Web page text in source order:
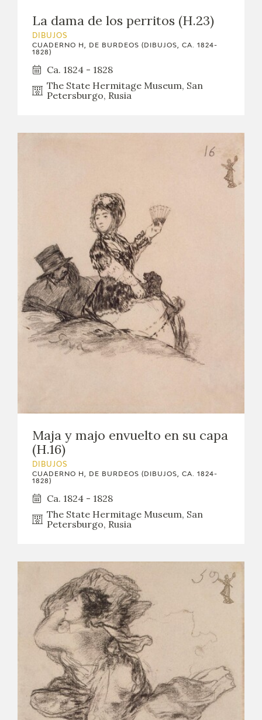
La dama de los perritos (H.23)
DIBUJOS
CUADERNO H, DE BURDEOS (DIBUJOS, CA. 1824-
1828)
Ca. 1824 - 1828
The State Hermitage Museum, San
Petersburgo, Rusia
Maja y majo envuelto en su capa
(H.16)
DIBUJOS
CUADERNO H, DE BURDEOS (DIBUJOS, CA. 1824-
1828)
Ca. 1824 - 1828
The State Hermitage Museum, San
Petersburgo, Rusia